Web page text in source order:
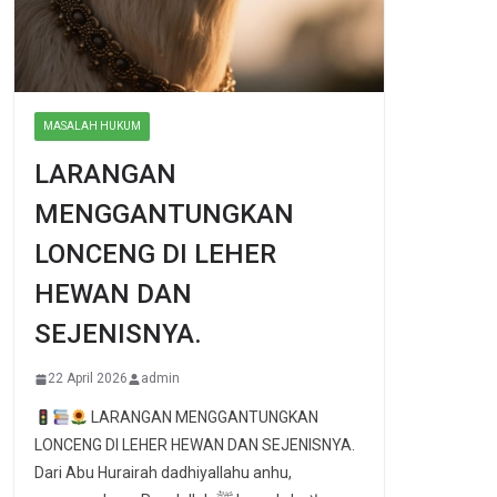
MASALAH HUKUM
LARANGAN
MENGGANTUNGKAN
LONCENG DI LEHER
HEWAN DAN
SEJENISNYA.
22 April 2026 admin
LARANGAN MENGGANTUNGKAN
LONCENG DI LEHER HEWAN DAN SEJENISNYA.
Dari Abu Hurairah dadhiyallahu anhu,